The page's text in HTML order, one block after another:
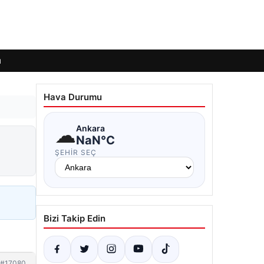
Hava Durumu
☁Ankara
NaN°C
ŞEHIR SEÇ
Bizi Takip Edin